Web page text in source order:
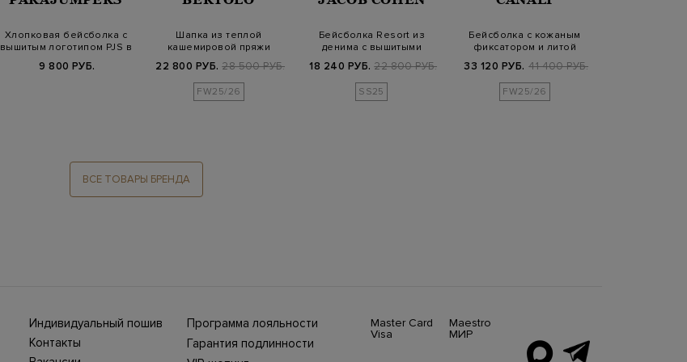
Хлопковая бейсболка с
вышитым логотипом PJS в
9 800 РУБ.
Шапка из теплой
кашемировой пряжи
22 800 РУБ. 28 500 РУБ.
FW25/26
Бейсболка Resort из
денима с вышитыми
18 240 РУБ. 22 800 РУБ.
SS25
Бейсболка с кожаным
фиксатором и литой
33 120 РУБ. 41 400 РУБ.
FW25/26
ВСЕ ТОВАРЫ БРЕНДА
Индивидуальный пошив
Ежегодно в бутики
Stefano Ricci, Brioni,
Canali приезжают
Контакты
Программа лояльности
Гарантия подлинности
Master Card
Visa
Maestro
МИР